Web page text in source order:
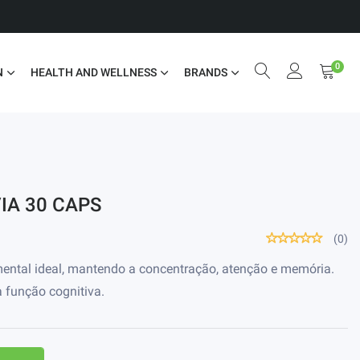
HEALTH AND WELLNESS BRANDS 0
30 CAPS
(0)
ideal, mantendo a concentração, atenção e memória.
função cognitiva.